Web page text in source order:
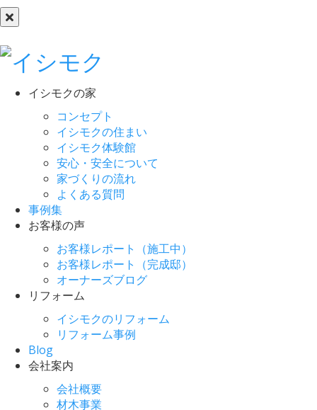
イシモクの家
コンセプト
イシモクの住まい
イシモク体験館
安心・安全について
家づくりの流れ
よくある質問
事例集
お客様の声
お客様レポート（施工中）
お客様レポート（完成邸）
オーナーズブログ
リフォーム
イシモクのリフォーム
リフォーム事例
Blog
会社案内
会社概要
材木事業